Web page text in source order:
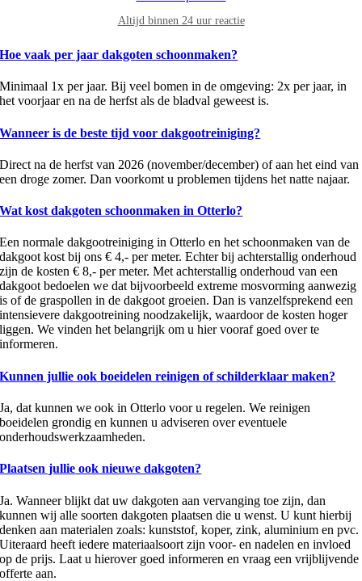
Altijd binnen 24 uur reactie
Hoe vaak per jaar dakgoten schoonmaken?
Minimaal 1x per jaar. Bij veel bomen in de omgeving: 2x per jaar, in
het voorjaar en na de herfst als de bladval geweest is.
Wanneer is de beste tijd voor dakgootreiniging?
Direct na de herfst van 2026 (november/december) of aan het eind van
een droge zomer. Dan voorkomt u problemen tijdens het natte najaar.
Wat kost dakgoten schoonmaken in Otterlo?
Een normale dakgootreiniging in Otterlo en het schoonmaken van de
dakgoot kost bij ons € 4,- per meter. Echter bij achterstallig onderhoud
zijn de kosten € 8,- per meter. Met achterstallig onderhoud van een
dakgoot bedoelen we dat bijvoorbeeld extreme mosvorming aanwezig
is of de graspollen in de dakgoot groeien. Dan is vanzelfsprekend een
intensievere dakgootreining noodzakelijk, waardoor de kosten hoger
liggen. We vinden het belangrijk om u hier vooraf goed over te
informeren.
Kunnen jullie ook boeidelen reinigen of schilderklaar maken?
Ja, dat kunnen we ook in Otterlo voor u regelen. We reinigen
boeidelen grondig en kunnen u adviseren over eventuele
onderhoudswerkzaamheden.
Plaatsen jullie ook nieuwe dakgoten?
Ja. Wanneer blijkt dat uw dakgoten aan vervanging toe zijn, dan
kunnen wij alle soorten dakgoten plaatsen die u wenst. U kunt hierbij
denken aan materialen zoals: kunststof, koper, zink, aluminium en pvc.
Uiteraard heeft iedere materiaalsoort zijn voor- en nadelen en invloed
op de prijs. Laat u hierover goed informeren en vraag een vrijblijvende
offerte aan.